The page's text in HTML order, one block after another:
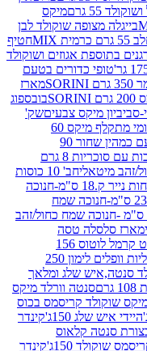
מיקס
שוקולד לבן
חטיף
אגוזים ושוקולד
בטעם
מארז
בובספוג
צבעיםשק'
ממתק גומי מתקלף מיקס 60
לייס בטעם כמהין שחור 90
צעצוע סנטה בובות עם סוכריות 8 גרם
חב' 10 כוסות
חב' 10 צלחות נייר ק.18 ס"מ-חנוכה
ס"מ-חנוכה שמח
ס"מ -חנוכה שמח כחול/זהב
טסה
ביסקויט קרמל לוטוס 156
גליליות וופלים לימון 250
שלג ומלאך
וורלד מיקס
קריסמס בכוס
קינדר
קלאוס
קינדר